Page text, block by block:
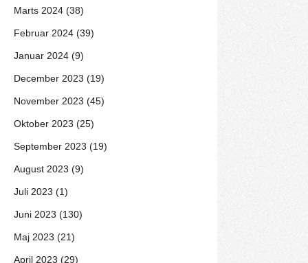
Marts 2024 (38)
Februar 2024 (39)
Januar 2024 (9)
December 2023 (19)
November 2023 (45)
Oktober 2023 (25)
September 2023 (19)
August 2023 (9)
Juli 2023 (1)
Juni 2023 (130)
Maj 2023 (21)
April 2023 (29)